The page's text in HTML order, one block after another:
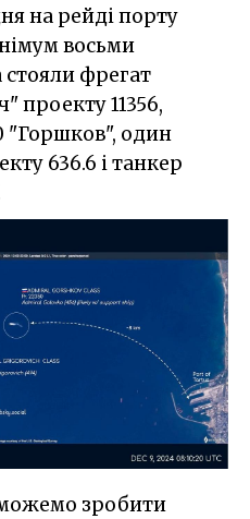
на рейді порту
восьми
стояли фрегат
проекту 11356,
"Горшков", один
636.6 і танкер
зробити